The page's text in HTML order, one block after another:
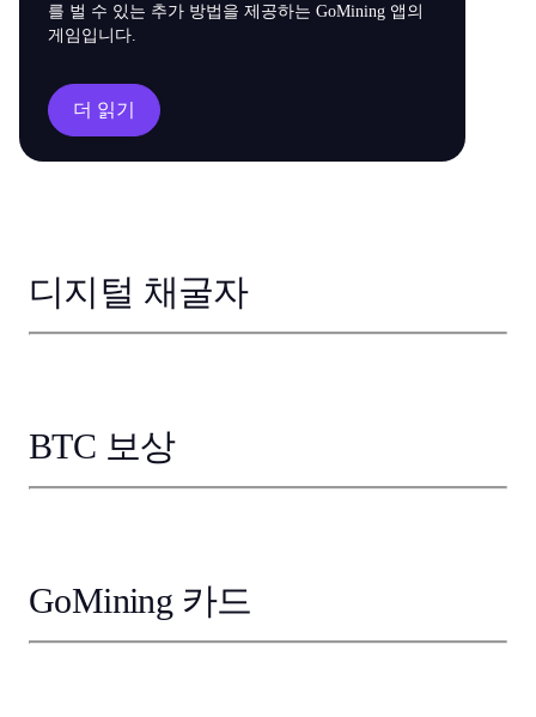
를 벌 수 있는 추가 방법을 제공하는 GoMining 앱의
게임입니다.
더 읽기
디지털 채굴자
BTC 보상
GoMining 카드